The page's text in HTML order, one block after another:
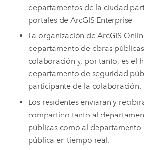
departamentos de la ciudad
portales deArcGIS Enterprise
La organización deArcGIS
departamento de obras
colaboración y, por tanto, es el
departamento de seguridad
participante de la colaboración.
Los residentes enviarán y
compartido tanto al
públicas como al departamento
pública en tiempo real.